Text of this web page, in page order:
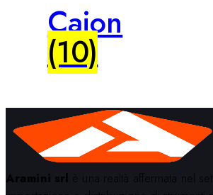
Cajon
(10)
Aramini srl è una realtà affermata nel